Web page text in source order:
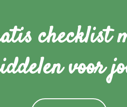
checklist
voor